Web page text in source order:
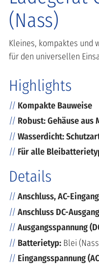
(Nass)
Kleines, kompaktes und
für den universellen
Highlights
Kompakte Bauweise
Robust: Gehäuse aus
Wasserdicht:
Für alle
Details
Anschluss, AC-
Anschluss DC-
Ausgangsspannung
Batterietyp: Blei
Eingangsspannung